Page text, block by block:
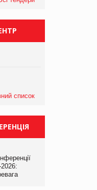
список